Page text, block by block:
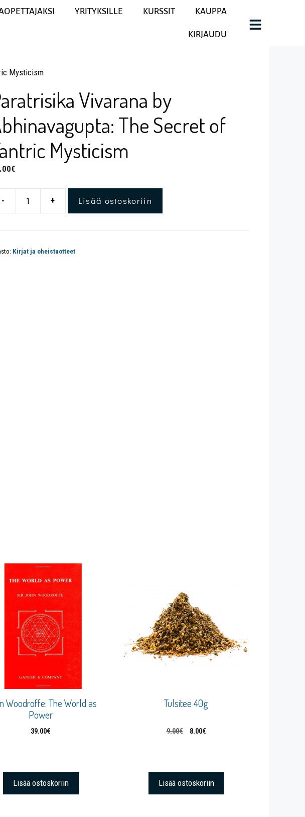
YRITYKSILLE KURSSIT
KAUPPA
KIRJAUDU
Mysticism
Vivarana by
The Secret of
Mysticism
€
- + Lisää ostoskoriin
Kirjat ja oheistuotteet
Woodroffe: The World as
Power
39.00€
Lisää ostoskoriin
Tulsitee 40g
9.00€ 8.00€
Lisää ostoskoriin